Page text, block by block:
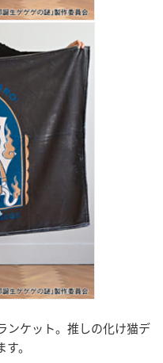
ンケット。推しの化け猫デ
。